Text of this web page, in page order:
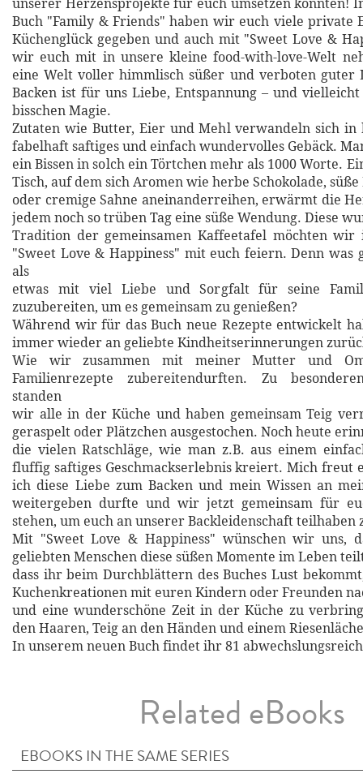
unserer Herzensprojekte für euch umsetzen konnten!
Buch "Family & Friends" haben wir euch viele private
Küchenglück gegeben und auch mit "Sweet Love &
wir euch mit in unsere kleine food-with-love-Welt
eine Welt voller himmlisch süßer und verboten guter
Backen ist für uns Liebe, Entspannung – und
bisschen Magie.
Zutaten wie Butter, Eier und Mehl verwandeln sich
fabelhaft saftiges und einfach wundervolles Gebäck.
ein Bissen in solch ein Törtchen mehr als 1000 Worte.
Tisch, auf dem sich Aromen wie herbe Schokolade,
oder cremige Sahne aneinanderreihen, erwärmt die
jedem noch so trüben Tag eine süße Wendung. Diese
Tradition der gemeinsamen Kaffeetafel möchten wir
"Sweet Love & Happiness" mit euch feiern. Denn was
als
etwas mit viel Liebe und Sorgfalt für seine
zuzubereiten, um es gemeinsam zu genießen?
Während wir für das Buch neue Rezepte entwickelt
immer wieder an geliebte Kindheitserinnerungen
Wie wir zusammen mit meiner Mutter und
Familienrezepte zubereitendurften. Zu
standen
wir alle in der Küche und haben gemeinsam Teig
geraspelt oder Plätzchen ausgestochen. Noch heute
die vielen Ratschläge, wie man z.B. aus einem
fluffig saftiges Geschmackserlebnis kreiert. Mich freut
ich diese Liebe zum Backen und mein Wissen an
weitergeben durfte und wir jetzt gemeinsam für
stehen, um euch an unserer Backleidenschaft teilhaben
Mit "Sweet Love & Happiness" wünschen wir uns,
geliebten Menschen diese süßen Momente im Leben
dass ihr beim Durchblättern des Buches Lust
Kuchenkreationen mit euren Kindern oder Freunden
und eine wunderschöne Zeit in der Küche zu
den Haaren, Teig an den Händen und einem
In unserem neuen Buch findet ihr 81
Related eBooks
EBOOKS IN THE SAME SERIES